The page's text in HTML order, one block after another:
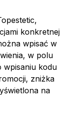
konkretnej
wpisać w
w polu
wpisaniu kodu
zniżka
na